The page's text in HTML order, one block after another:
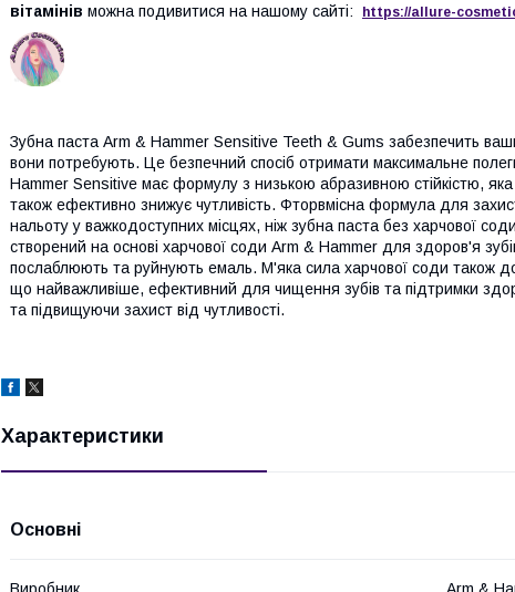
вітамінів можна подивитися на нашому сайті: https://allure-cos
Зубна паста Arm & Hammer Sensitive Teeth & Gums забезпечить
вони потребують. Це безпечний спосіб отримати максимальне
Hammer Sensitive має формулу з низькою абразивною стійкістю,
також ефективно знижує чутливість. Фторвмісна формула для
нальоту у важкодоступних місцях, ніж зубна паста без харчової
створений на основі харчової соди Arm & Hammer для здоров'я
послаблюють та руйнують емаль. М'яка сила харчової соди також
що найважливіше, ефективний для чищення зубів та підтримки
та підвищуючи захист від чутливості.
Характеристики
Основні